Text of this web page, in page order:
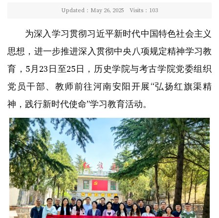
Updated：May 26, 2025 Visits： 103
为深入学习贯彻习近平新时代中国特色社会主义
思想，进一步推进深入贯彻中央八项规定精神学习教
育，5月23日至25日，历史学院与考古学院党委组织
党员干部、教师前往河南安阳开展“弘扬红旗渠精
神，践行新时代使命”学习教育活动。